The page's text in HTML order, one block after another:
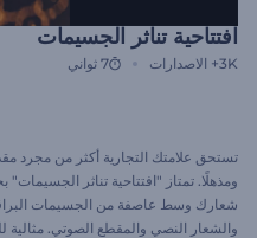
افتتاحية تناثر الجسيمات
3K+ الاصدارات 7 ثواني
تستحق علامتك التجارية أكثر من مجرد
ومذهلًا. تمتاز "افتتاحية تناثر
شعارك وسط عاصفة من الجسيمات
والشعار النصي والمقطع الصوتي. مثالية